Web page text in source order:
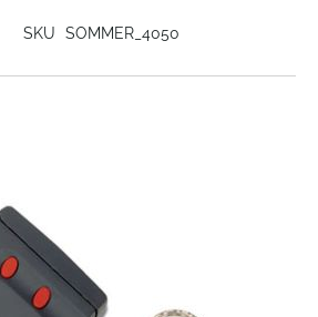
SKU SOMMER_4050